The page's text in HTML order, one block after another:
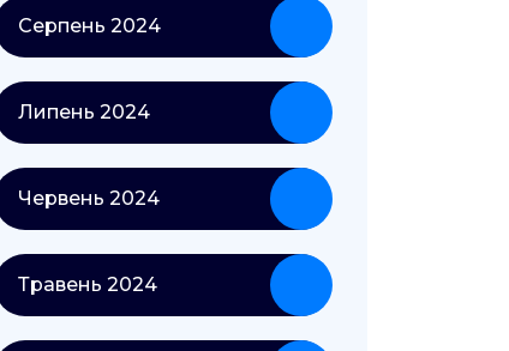
Серпень 2024
Липень 2024
Червень 2024
Травень 2024